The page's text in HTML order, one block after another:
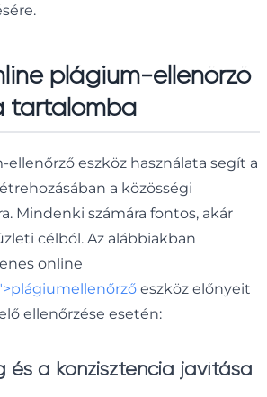
plágium-ellenőrző
tartalomba
eszköz használata segít a
a közösségi
Mindenki számára fontos, akár
célból. Az alábbiakban
online
eszköz előnyeit
ellenőrzése esetén:
és a konzisztencia javítása